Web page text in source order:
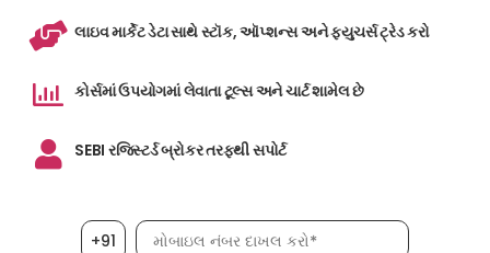
લાઇવ માર્કેટ ડેટા સાથે સ્ટૉક, ઑપ્શન્સ અને ફ્યુચર્સ ટ્રેડ કરો
કોર્સમાં ઉપયોગમાં લેવાતા ટૂલ્સ અને ચાર્ટ શામેલ છે
SEBI રજિસ્ટર્ડ બ્રોકર તરફથી સપોર્ટ
+91 મોબાઇલ નંબર, જરૂરી છે